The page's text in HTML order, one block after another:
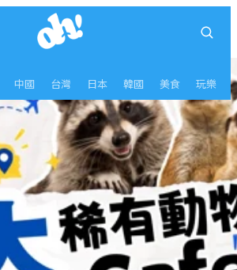
中國 台灣 日本 韓國 美食 玩樂